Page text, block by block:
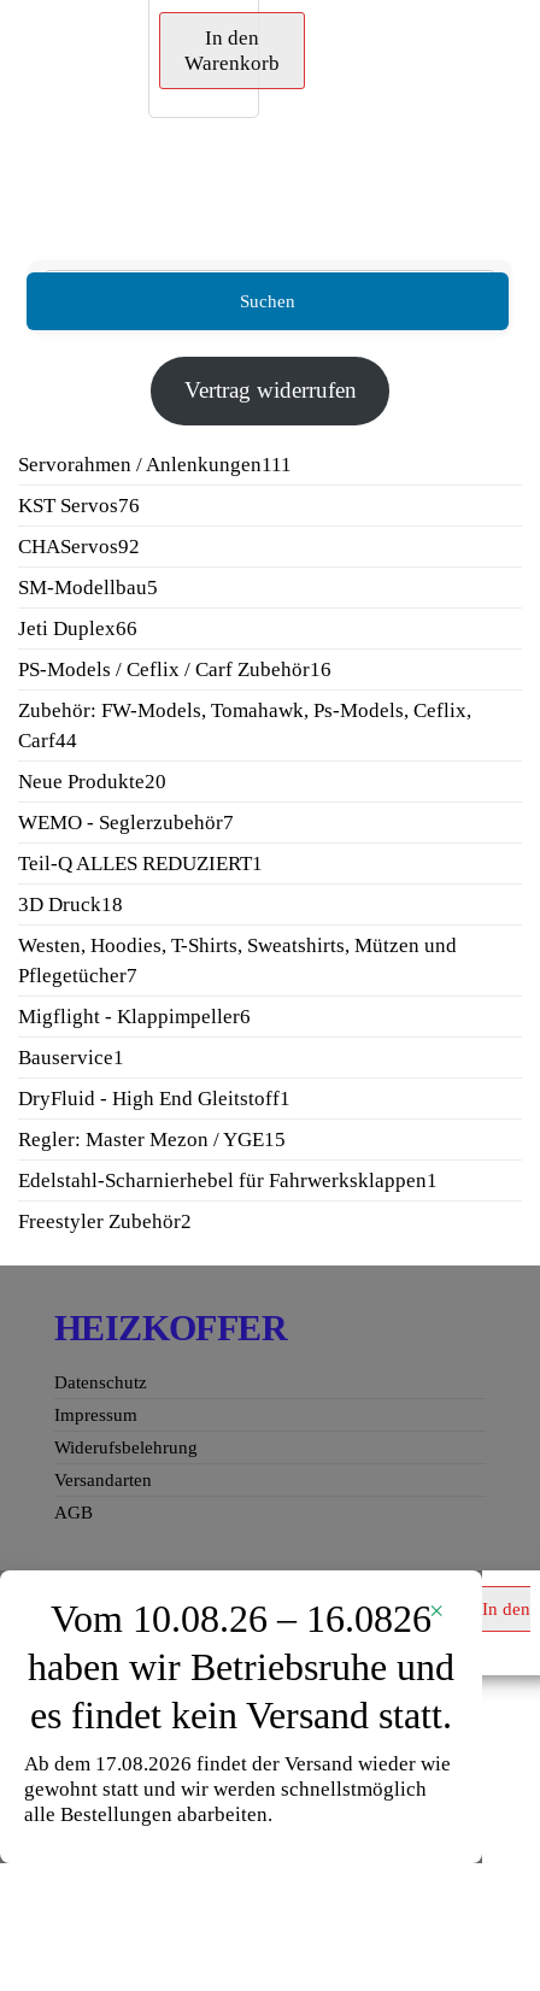
In den
Warenkorb
Suchen
Vertrag widerrufen
Servorahmen / Anlenkungen111
KST Servos76
CHAServos92
Produkte
SM-Modellbau5
Jeti Duplex66
Produkte
PS-Models / Ceflix / Carf Zubehör16
Produkte
Zubehör: FW-Models, Tomahawk, Ps-Models, Ceflix,
Carf4444
Produkte
Neue Produkte20
Produkte
WEMO - Seglerzubehör7
Produkte
Teil-Q ALLES REDUZIERT1
3D Druck18
Produkte
Westen, Hoodies, T-Shirts, Sweatshirts, Mützen und
Pflegetücher7
Produkte
Migflight - Klappimpeller6
Bauservice1
Produkt
DryFluid - High End Gleitstoff1
Regler: Master Mezon / YGE15
Produkte
Edelstahl-Scharnierhebel für Fahrwerksklappen1
Freestyler Zubehör2
HEIZKOFFER
Datenschutz
Impressum
Widerufsbelehrung
Versandarten
AGB
KST A15-1810 20kg/cm@8.4V ab 84,51€ In den
Warenkorb
×
Vom 10.08.26 – 16.0826
haben wir Betriebsruhe und
es findet kein Versand statt.
Ab dem 17.08.2026 findet der Versand wieder wie
gewohnt statt und wir werden schnellstmöglich
alle Bestellungen abarbeiten.